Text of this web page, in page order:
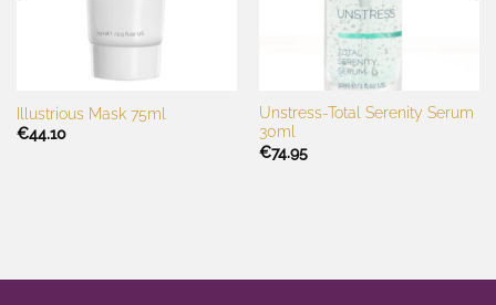
Illustrious Mask 75ml
€44.10
Unstress-Total Serenity Serum
30ml
€74.95